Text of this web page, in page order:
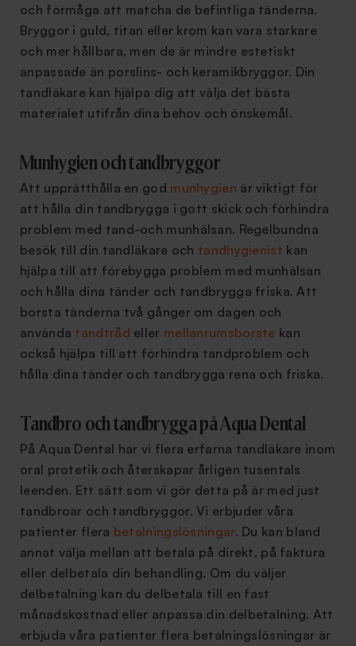
och förmåga att matcha de befintliga tänderna.
Bryggor i guld, titan eller krom kan vara starkare
och mer hållbara, men de är mindre estetiskt
anpassade än porslins- och keramikbryggor. Din
tandläkare kan hjälpa dig att välja det bästa
materialet utifrån dina behov och önskemål.
Munhygien och tandbryggor
Att upprätthålla en god munhygien är viktigt för
att hålla din tandbrygga i gott skick och förhindra
problem med tand-och munhälsan. Regelbundna
besök till din tandläkare och tandhygienist kan
hjälpa till att förebygga problem med munhälsan
och hålla dina tänder och tandbrygga friska. Att
borsta tänderna två gånger om dagen och
använda tandtråd eller mellanrumsborste kan
också hjälpa till att förhindra tandproblem och
hålla dina tänder och tandbrygga rena och friska.
Tandbro och tandbrygga på Aqua Dental
På Aqua Dental har vi flera erfarna tandläkare inom
oral protetik och återskapar årligen tusentals
leenden. Ett sätt som vi gör detta på är med just
tandbroar och tandbryggor. Vi erbjuder våra
patienter flera betalningslösningar. Du kan bland
annat välja mellan att betala på direkt, på faktura
eller delbetala din behandling. Om du väljer
delbetalning kan du delbetala till en fast
månadskostnad eller anpassa din delbetalning. Att
erbjuda våra patienter flera betalningslösningar är